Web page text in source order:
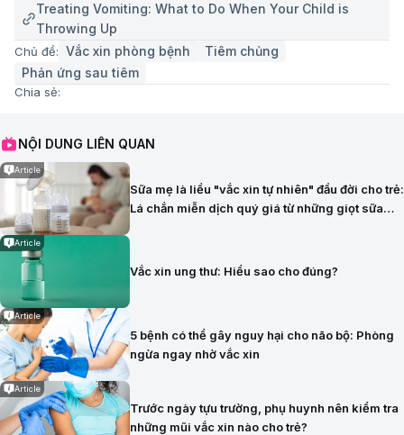
Treating Vomiting: What to Do When Your Child is
Throwing Up
Chủ đề: Vắc xin phòng bệnh
Tiêm chủng
Phản ứng sau tiêm
Chia sẻ:
NỘI DUNG LIÊN QUAN
Article
Sữa mẹ là liều "vắc xin tự nhiên" đầu đời cho trẻ:
Lá chắn miễn dịch quý giá từ những giọt sữa
Article
Vắc xin ung thư: Hiểu sao cho đúng?
Article
5 bệnh có thể gây nguy hại cho não bộ: Phòng
ngừa ngay nhờ vắc xin
Article
Trước ngày tựu trường, phụ huynh nên kiểm tra
những mũi vắc xin nào cho trẻ?